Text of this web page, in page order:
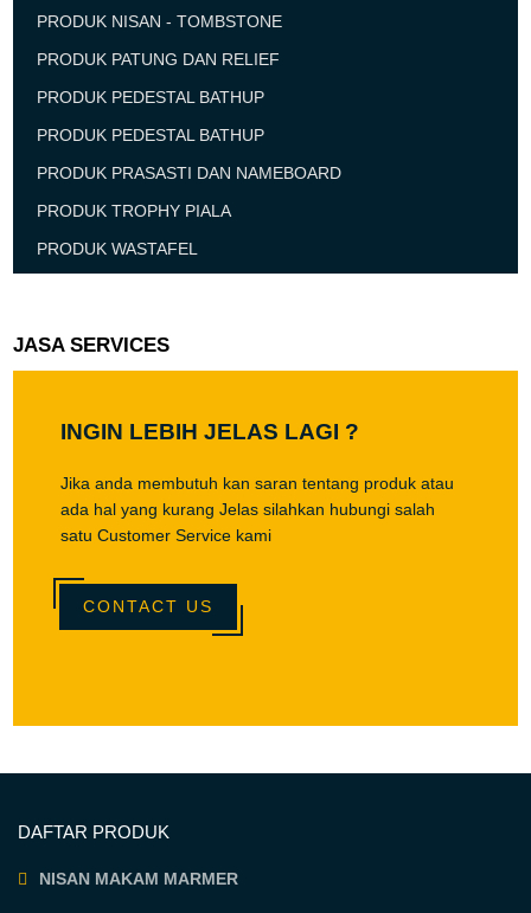
PRODUK NISAN - TOMBSTONE
PRODUK PATUNG DAN RELIEF
PRODUK PEDESTAL BATHUP
PRODUK PEDESTAL BATHUP
PRODUK PRASASTI DAN NAMEBOARD
PRODUK TROPHY PIALA
PRODUK WASTAFEL
JASA SERVICES
INGIN LEBIH JELAS LAGI ?
Jika anda membutuh kan saran tentang produk atau
ada hal yang kurang Jelas silahkan hubungi salah
satu Customer Service kami
CONTACT US
DAFTAR PRODUK
NISAN MAKAM MARMER